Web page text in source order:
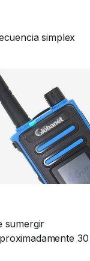
simplex
sumergir
30